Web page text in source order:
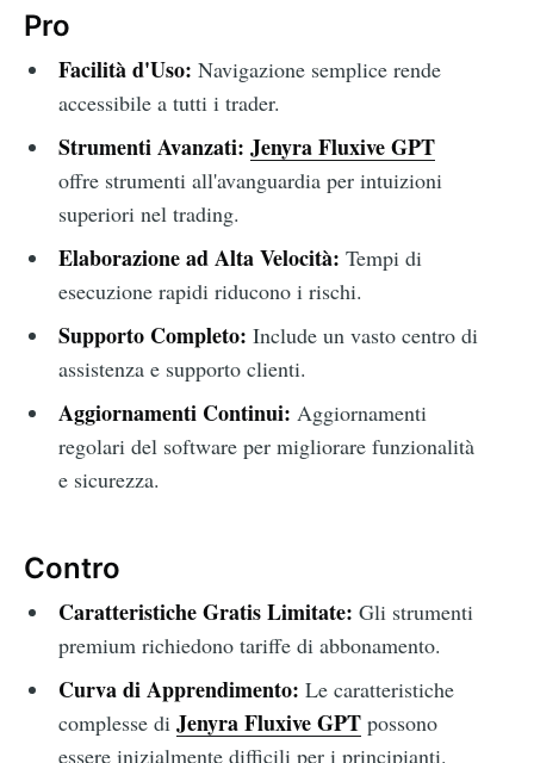
Pro
Facilità d'Uso: Navigazione semplice rende
accessibile a tutti i trader.
Strumenti Avanzati: Jenyra Fluxive GPT
offre strumenti all'avanguardia per intuizioni
superiori nel trading.
Elaborazione ad Alta Velocità: Tempi di
esecuzione rapidi riducono i rischi.
Supporto Completo: Include un vasto centro di
assistenza e supporto clienti.
Aggiornamenti Continui: Aggiornamenti
regolari del software per migliorare funzionalità
e sicurezza.
Contro
Caratteristiche Gratis Limitate: Gli strumenti
premium richiedono tariffe di abbonamento.
Curva di Apprendimento: Le caratteristiche
complesse di Jenyra Fluxive GPTpossono
essere inizialmente difficili per i principianti.